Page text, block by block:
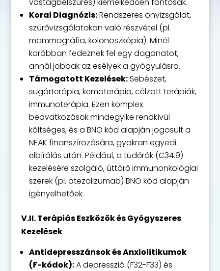
Korai Diagnózis:Rendszeres önvizsgálat,
szűrővizsgálatokon való részvétel (pl.
mammográfia, kolonoszkópia). Minél
korábban fedeznek fel egy daganatot,
annál jobbak az esélyek a gyógyulásra.
Támogatott Kezelések:Sebészet,
sugárterápia, kemoterápia, célzott terápiák,
immunoterápia. Ezen komplex
beavatkozások mindegyike rendkívül
költséges, és a BNO kód alapján jogosult a
NEAK finanszírozására, gyakran egyedi
elbírálás után. Például, a tüdőrák (C34.9)
kezelésére szolgáló, úttörő immunonkológiai
szerek (pl. atezolizumab) BNO kód alapján
igényelhetőek.
V.II. Terápiás Eszközök és Gyógyszeres
Kezelések
Antidepresszánsok és Anxiolitikumok
(F-kódok):A depresszió (F32-F33) és